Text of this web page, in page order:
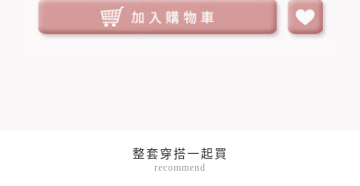
整套穿搭一起買
recommend